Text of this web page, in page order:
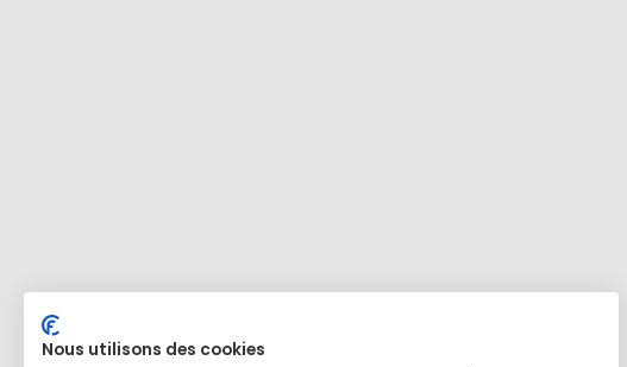
Nous utilisons des cookies